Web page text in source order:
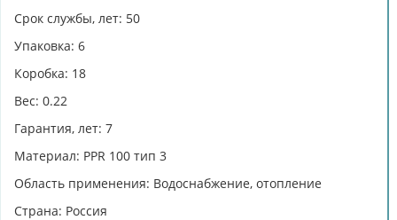
Срок службы, лет: 50
Упаковка: 6
Коробка: 18
Вес: 0.22
Гарантия, лет: 7
Материал: PPR 100 тип 3
Область применения: Водоснабжение, отопление
Страна: Россия